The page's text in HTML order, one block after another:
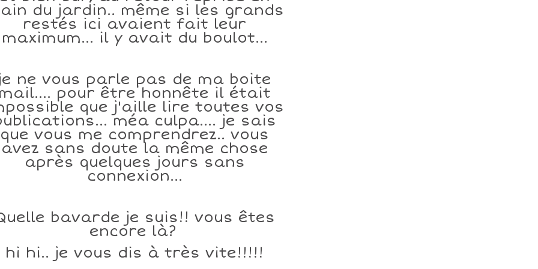
du jardin.. même si les grands
restés ici avaient fait leur
maximum... il y avait du boulot...
ne vous parle pas de ma boite
pour être honnête il était
que j'aille lire toutes vos
méa culpa.... je sais
que vous me comprendrez.. vous
avez sans doute la même chose
après quelques jours sans
connexion...
bavarde je suis!! vous êtes
encore là?
hi hi.. je vous dis à très vite!!!!!